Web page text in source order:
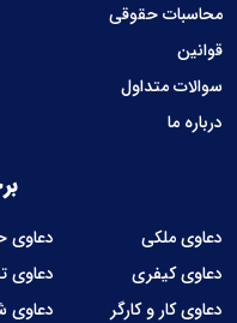
محاسبات حقوقی
قوانین
سوالات متداول
درباره ما
دعاوی ملکی دعاوی
دعاوی کیفری
دعاوی
دعاوی کار و کارگر
دعاوی